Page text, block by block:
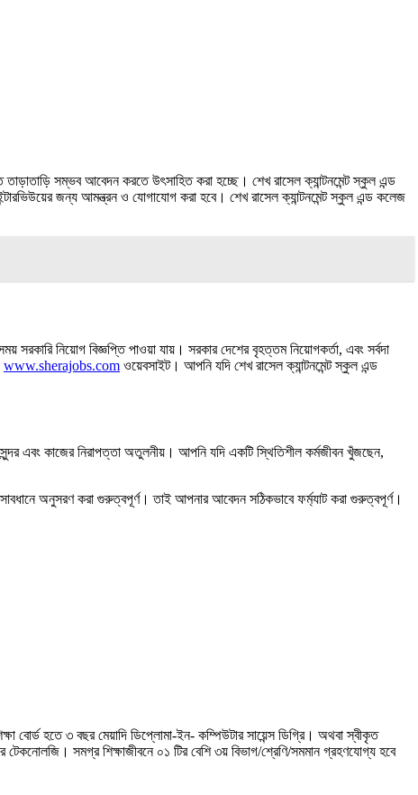
সম্ভব আবেদন করতে উৎসাহিত করা হচ্ছে। শেখ রাসেল ক্যান্টনমেন্ট স্কুল এন্ড
জন্য আমন্ত্রন ও যোগাযোগ করা হবে। শেখ রাসেল ক্যান্টনমেন্ট স্কুল এন্ড কলেজ
সরকারি নিয়োগ বিজ্ঞপ্তি পাওয়া যায়। সরকার দেশের বৃহত্তম নিয়োগকর্তা, এবং সর্বদা
www.sherajobs.com ওয়েবসাইট। আপনি যদি শেখ রাসেল ক্যান্টনমেন্ট স্কুল এন্ড
সুন্দর এবং কাজের নিরাপত্তা অতুলনীয়। আপনি যদি একটি স্থিতিশীল কর্মজীবন খুঁজছেন,
সাবধানে অনুসরণ করা গুরুত্বপূর্ণ। তাই আপনার আবেদন সঠিকভাবে ফর্ম্যাট করা গুরুত্বপূর্ণ।
বোর্ড হতে ৩ বছর মেয়াদি ডিপ্লোমা-ইন- কম্পিউটার সায়েন্স ডিগ্রি। অথবা স্বীকৃত
টেকনোলজি। সমগ্র শিক্ষাজীবনে ০১ টির বেশি ৩য় বিভাগ/শ্রেণি/সমমান গ্রহণযোগ্য হবে